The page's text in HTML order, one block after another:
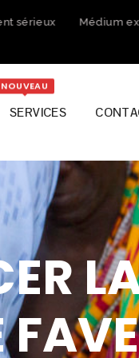
Médium
SERVICES
NOUVEAU